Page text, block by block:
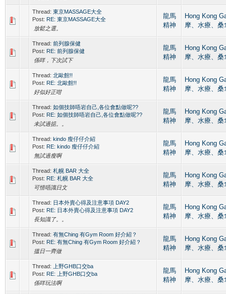
Thread: 東京MASSAGE大全
Post: RE: 東京MASSAGE大全
放鬆之選。
龍馬
精神
Hong Kong
摩、水療、
Thread: 前列腺保健
Post: RE: 前列腺保健
係咩，下次試下
龍馬
精神
Hong Kong
摩、水療、
Thread: 北歐館!!
Post: RE: 北歐館!!
好似好正咁
龍馬
精神
Hong Kong
摩、水療、
Thread: 如個技師唔岩自己,各位會點做呢??
Post: RE: 如個技師唔岩自己,各位會點做呢??
未試過掂。。
龍馬
精神
Hong Kong
摩、水療、
Thread: kindo 瘦仔仔介紹
Post: RE: kindo 瘦仔仔介紹
無試過瘦啊
龍馬
精神
Hong Kong
摩、水療、
Thread: 札幌 BAR 大全
Post: RE: 札幌 BAR 大全
可惜唔識日文
龍馬
精神
Hong Kong
摩、水療、
Thread: 日本外賣心得及注意事項 DAY2
Post: RE: 日本外賣心得及注意事項 DAY2
長知識了。。
龍馬
精神
Hong Kong
摩、水療、
Thread: 有無Ching 有Gym Room 好介紹？
Post: RE: 有無Ching 有Gym Room 好介紹？
搵日一齊做
龍馬
精神
Hong Kong
摩、水療、
Thread:
上野GHB口交ba
Post: RE: 上野GHB口交ba
係咩玩法啊
龍馬
精神
Hong Kong
摩、水療、